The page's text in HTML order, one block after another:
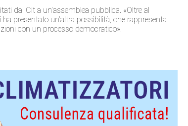
dal Cit a un’assemblea pubblica. «Oltre al
presentato un’altra possibilità, che rappresenta
con un processo democratico».